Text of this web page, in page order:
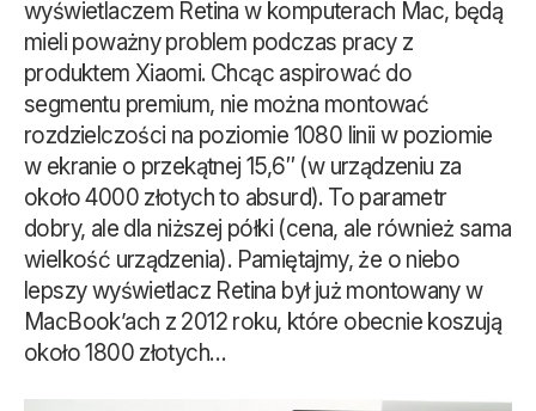
wyświetlaczem Retina w komputerach Mac, będą
mieli poważny problem podczas pracy z
produktem Xiaomi. Chcąc aspirować do
segmentu premium, nie można montować
rozdzielczości na poziomie 1080 linii w poziomie
w ekranie o przekątnej 15,6″ (w urządzeniu za
około 4000 złotych to absurd). To parametr
dobry, ale dla niższej półki (cena, ale również sama
wielkość urządzenia). Pamiętajmy, że o niebo
lepszy wyświetlacz Retina był już montowany w
MacBook’ach z 2012 roku, które obecnie koszują
około 1800 złotych…